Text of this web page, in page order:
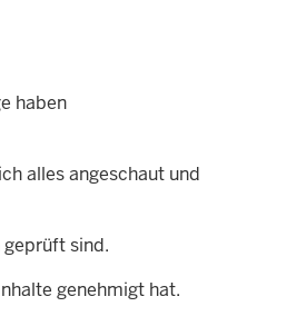
haben
alles angeschaut und
geprüft sind.
genehmigt hat.